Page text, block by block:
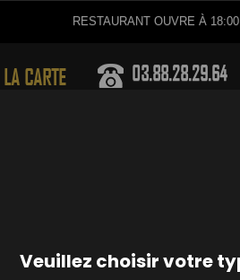
RESTAURANT OUVRE À 18:00
LA CARTE 03.88.28.29.64